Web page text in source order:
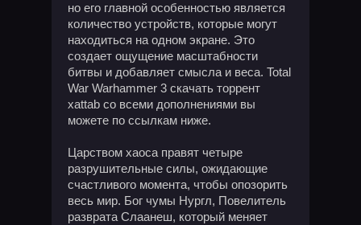
но его главной особенностью является
количество устройств, которые могут
находиться на одном экране. Это
создает ощущение масштабности
битвы и добавляет смысла и веса. Total
War Warhammer 3 скачать торрент
xattab со всеми дополнениями вы
можете по ссылкам ниже.
Царством хаоса правят четыре
разрушительные силы, ожидающие
счастливого момента, чтобы опозорить
весь мир. Бог чумы Нургл, Повелитель
разврата Слаанеш, который меняет